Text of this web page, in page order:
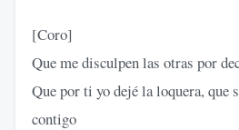
[Coro]
Que me disculpen las otras por
Que por ti yo dejé la loquera, que
contigo